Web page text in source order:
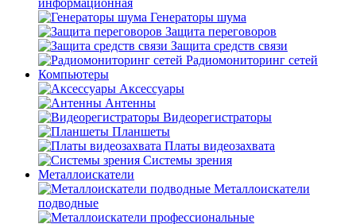
информационная
Генераторы шума
Защита переговоров
Защита средств связи
Радиомониторинг сетей
Компьютеры
Аксессуары
Антенны
Видеорегистраторы
Планшеты
Платы видеозахвата
Системы зрения
Металлоискатели
Металлоискатели
подводные